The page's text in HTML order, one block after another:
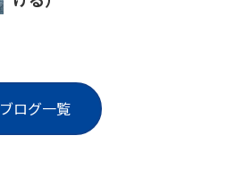
ブログ一覧